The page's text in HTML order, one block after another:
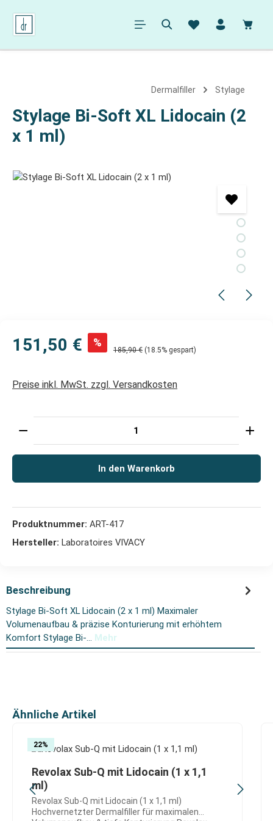
springen
Dermalfiller Stylage
Stylage Bi-Soft XL Lidocain (2
x 1 ml)
Bildergalerie überspringen
151,50 € %
185,90 € (18.5% gespart)
Preise inkl. MwSt. zzgl. Versandkosten
Produkt Anzahl: Gib den gewünschten Wert ein
In den Warenkorb
Produktnummer: ART-417
Hersteller: Laboratoires VIVACY
Beschreibung
Stylage Bi-Soft XL Lidocain (2 x 1 ml) Maximaler
Volumenaufbau & präzise Konturierung mit erhöhtem
Komfort Stylage Bi-… Mehr
Produktgalerie überspringen
Ähnliche Artikel
22%
Revolax Sub-Q mit Lidocain (1 x 1,1
ml)
Revolax Sub-Q mit Lidocain (1 x 1,1 ml)
Hochvernetzter Dermalfiller für maximalen